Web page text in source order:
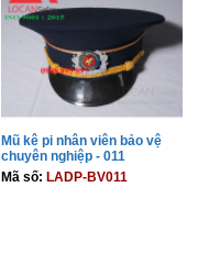
Mũ kê pi nhân viên bảo vệ
chuyên nghiệp - 011
Mã số: LADP-BV011